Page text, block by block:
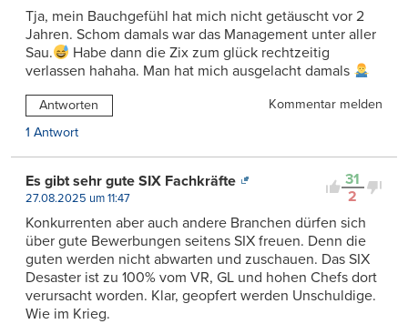
Tja, mein Bauchgefühl hat mich nicht getäuscht vor 2
Jahren. Schom damals war das Management unter aller
Sau.
Habe dann die Zix zum glück rechtzeitig
verlassen hahaha. Man hat mich ausgelacht damals
Antworten
Kommentar melden
1 Antwort
31
2
Es gibt sehr gute SIX Fachkräfte
27.08.2025 um 11:47
Konkurrenten aber auch andere Branchen dürfen sich
über gute Bewerbungen seitens SIX freuen. Denn die
guten werden nicht abwarten und zuschauen. Das SIX
Desaster ist zu 100% vom VR, GL und hohen Chefs dort
verursacht worden. Klar, geopfert werden Unschuldige.
Wie im Krieg.